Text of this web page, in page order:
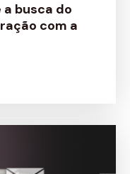
a busca do
com a